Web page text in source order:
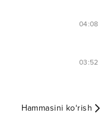
04:08
03:52
Hammasini ko‘rish